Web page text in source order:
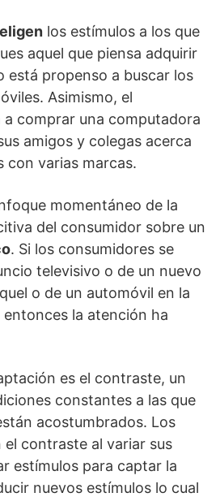
eligen los estímulos a los que
aquel que piensa adquirir
está propenso a buscar los
Asimismo, el
a comprar una computadora
amigos y colegas acerca
con varias marcas.
momentáneo de la
del consumidor sobre un
. Si los consumidores se
televisivo o de un nuevo
o de un automóvil en la
la atención ha
es el contraste, un
constantes a las que
acostumbrados. Los
contraste al variar sus
estímulos para captar la
nuevos estímulos lo cual